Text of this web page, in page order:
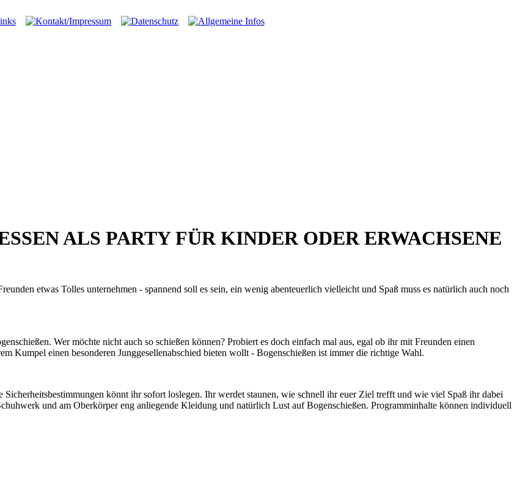
ALS PARTY FÜR KINDER ODER ERWACHSENE
etwas Tolles unternehmen - spannend soll es sein, ein wenig abenteuerlich vielleicht und Spaß muss es natürlich auch noch
Wer möchte nicht auch so schießen können? Probiert es doch einfach mal aus, egal ob ihr mit Freunden einen
Kumpel einen besonderen Junggesellenabschied bieten wollt - Bogenschießen ist immer die richtige Wahl.
könnt ihr sofort loslegen. Ihr werdet staunen, wie schnell ihr euer Ziel trefft und wie viel Spaß ihr dabei
und am Oberkörper eng anliegende Kleidung und natürlich Lust auf Bogenschießen. Programminhalte können individuell